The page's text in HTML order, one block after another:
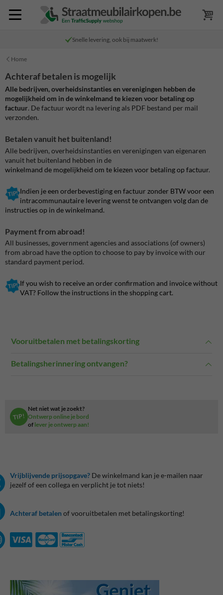
Snelle levering, ook bij maatwerk!
Home
TIP!
Net niet wat je zoekt?
Ontwerp online je bord
of lever je ontwerp aan!
Vrijblijvende prijsopgave? De winkelmand kan je e-mailen naar
jezelf of een collega en verplicht je tot niets!
Achteraf betalen of vooruitbetalen met betalingskorting!
Achteraf betalen is mogelijk
Alle bedrijven, overheidsinstanties en verenigingen hebben de
mogelijkheid om in de winkelmand te kiezen voor betaling op
factuur. De factuur wordt na levering als PDF bestand per mail
verzonden.
Betalen vanuit het buitenland!
Alle bedrijven, overheidsinstanties en verenigingen van eigenaren
vanuit het buitenland hebben in de
winkelmand de mogelijkheid om te kiezen voor betaling op factuur.
Indien je een orderbevestiging en factuur zonder BTW voor een
intracommunautaire levering wenst te ontvangen volg dan de
instructies op in de winkelmand.
Payment from abroad!
All businesses, government agencies and associations (of owners)
from abroad have the option to choose to pay by invoice with our
standard payment period.
If you wish to receive an order confirmation and invoice without
VAT? Follow the instructions in the shopping cart.
Vooruitbetalen met betalingskorting
Betalingsherinnering ontvangen?